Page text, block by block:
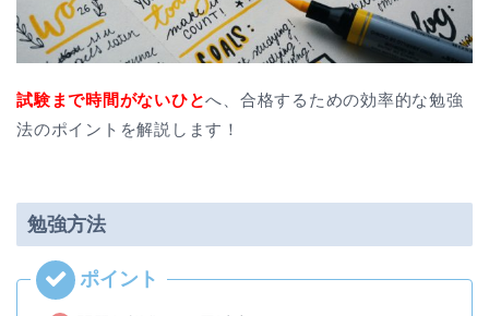
試験まで時間がないひとへ、合格するための効率的な勉強
法のポイントを解説します！
勉強方法